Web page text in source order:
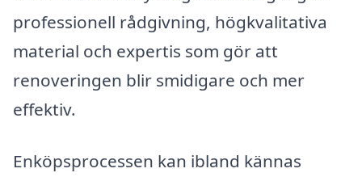
professionell rådgivning, högkvalitativa
material och expertis som gör att
renoveringen blir smidigare och mer
effektiv.
Enköpsprocessen kan ibland kännas